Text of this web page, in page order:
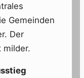
Gemeinden
Der
milder.